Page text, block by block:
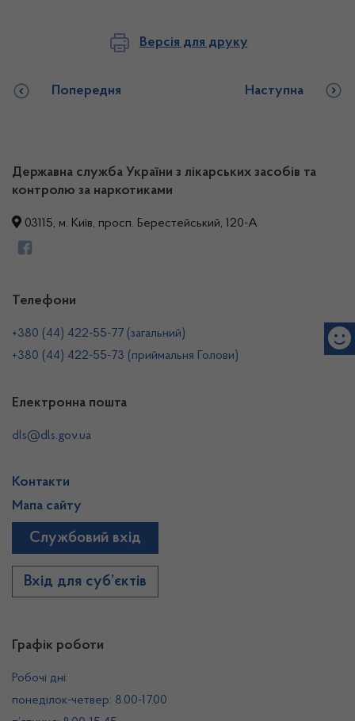
Версія для друку
Попередня Наступна
Державна служба України з лікарських засобів та
контролю за наркотиками
03115, м. Київ, просп. Берестейський, 120-А
Графік роботи
Робочі дні:
понеділок-четвер: 8.00-17.00
Телефони
+380 (44) 422-55-77 (загальний)
+380 (44) 422-55-73 (приймальня Голови)
Електронна пошта
dls@dls.gov.ua
Контакти
Мапа сайту
Службовий вхід
Вхід для суб’єктів